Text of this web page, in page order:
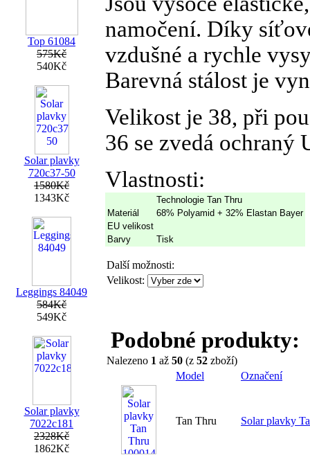
Top 61084
575Kč
540Kč
Solar plavky
720c37-50
1580Kč
1343Kč
Leggings 84049
584Kč
549Kč
Solar plavky
7022c181
2328Kč
1862Kč
namočení. Díky
vzdušné a rychle
Barevná stálost je
Velikost je 38, při
36 se zvedá ochraný
Vlastnosti:
Technologie Tan Thru
Materiál
68% Polyamid + 32% Elastan Bayer
EU velikost
Barvy
Tisk
Další možnosti:
Velikost:
Podobné produkty:
Nalezeno 1 až 50 (z 52 zboží)
Model
Označení
Tan Thru Solar plavky